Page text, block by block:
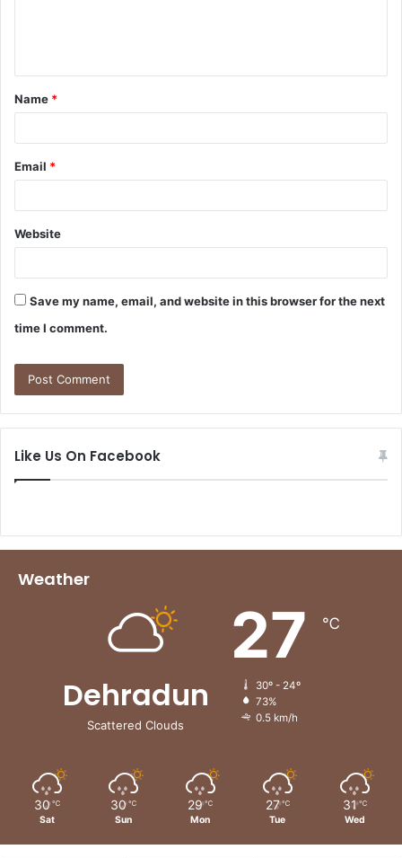
t
*
Name *
Email *
Website
Save my name, email, and website in this browser for the next
time I comment.
Like Us On Facebook
Weather
Dehradun
Scattered Clouds
27 ℃
30º - 24º
73%
0.5 km/h
30 ℃
Sat
30 ℃
Sun
29 ℃
Mon
27 ℃
Tue
31 ℃
Wed